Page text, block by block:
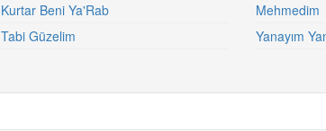
Kurtar Beni Ya'Rab
Mehmedim
Tabi Güzelim
Yanayım